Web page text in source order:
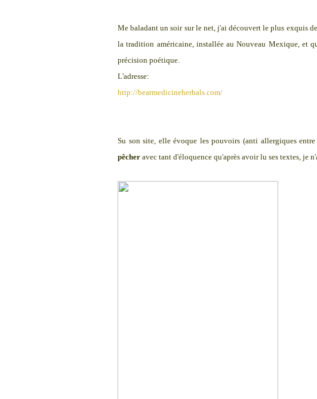
Me baladant un soir sur le net, j'ai découvert le plus exquis
la tradition américaine, installée au Nouveau Mexique, et
précision poétique.
L'adresse:
http://bearmedicineherbals.com/
Su son site, elle évoque les pouvoirs (anti allergiques
pêcher avec tant d'éloquence qu'après avoir lu ses textes, je